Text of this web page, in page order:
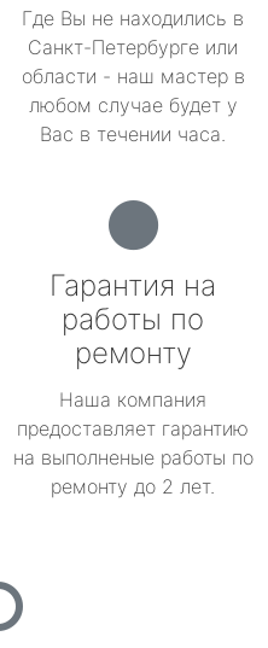
Где Вы не находились в
Санкт-Петербурге или
области - наш мастер в
любом случае будет у
Вас в течении часа.
Гарантия на
работы по
ремонту
Наша компания
предоставляет гарантию
на выполненые работы по
ремонту до 2 лет.